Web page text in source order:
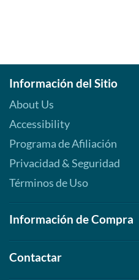
Información del Sitio
About Us
Accessibility
Programa de Afiliación
Privacidad & Seguridad
Términos de Uso
Información de Compra
Contactar